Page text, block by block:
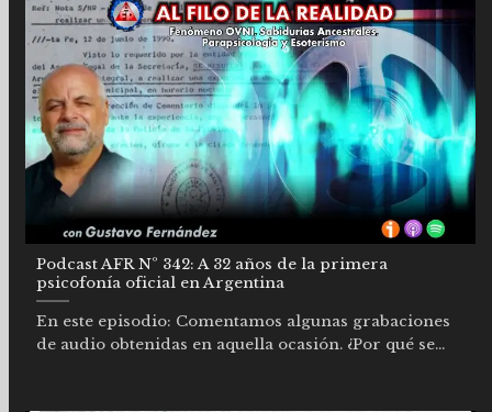
Podcast AFR Nº 342: A 32 años de la primera
psicofonía oficial en Argentina
En este episodio: Comentamos algunas grabaciones
de audio obtenidas en aquella ocasión. ¿Por qué se...